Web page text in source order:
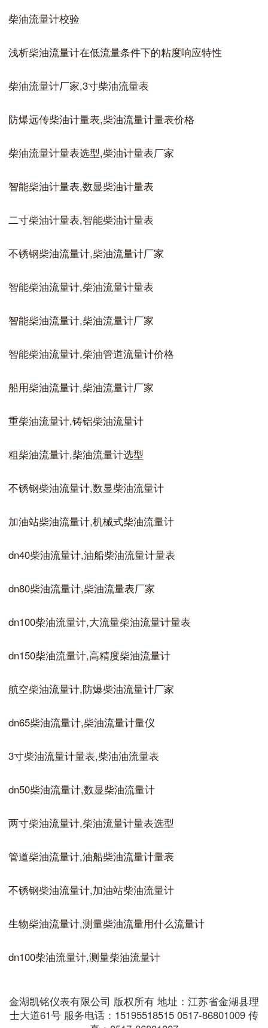
柴油流量计校验
浅析柴油流量计在低流量条件下的粘度响应特性
柴油流量计厂家,3寸柴油流量表
防爆远传柴油计量表,柴油流量计量表价格
柴油流量计量表选型,柴油计量表厂家
智能柴油计量表,数显柴油计量表
二寸柴油计量表,智能柴油计量表
不锈钢柴油流量计,柴油流量计厂家
智能柴油流量计,柴油流量计量表
智能柴油流量计,柴油流量计厂家
智能柴油流量计,柴油管道流量计价格
船用柴油流量计,柴油流量计厂家
重柴油流量计,铸铝柴油流量计
粗柴油流量计,柴油流量计选型
不锈钢柴油流量计,数显柴油流量计
加油站柴油流量计,机械式柴油流量计
dn40柴油流量计,油船柴油流量计量表
dn80柴油流量计,柴油流量表厂家
dn100柴油流量计,大流量柴油流量计量表
dn150柴油流量计,高精度柴油流量计
航空柴油流量计,防爆柴油流量计厂家
dn65柴油流量计,柴油流量计量仪
3寸柴油流量计量表,柴油油流量表
dn50柴油流量计,数显柴油流量计
两寸柴油流量计,柴油流量计量表选型
管道柴油流量计,油船柴油流量计量表
不锈钢柴油流量计,加油站柴油流量计
生物柴油流量计,测量柴油流量用什么流量计
dn100柴油流量计,测量柴油流量计
金湖凯铭仪表有限公司 版权所有 地址：江苏省金湖县理
士大道61号 服务电话：15195518515 0517-86801009 传